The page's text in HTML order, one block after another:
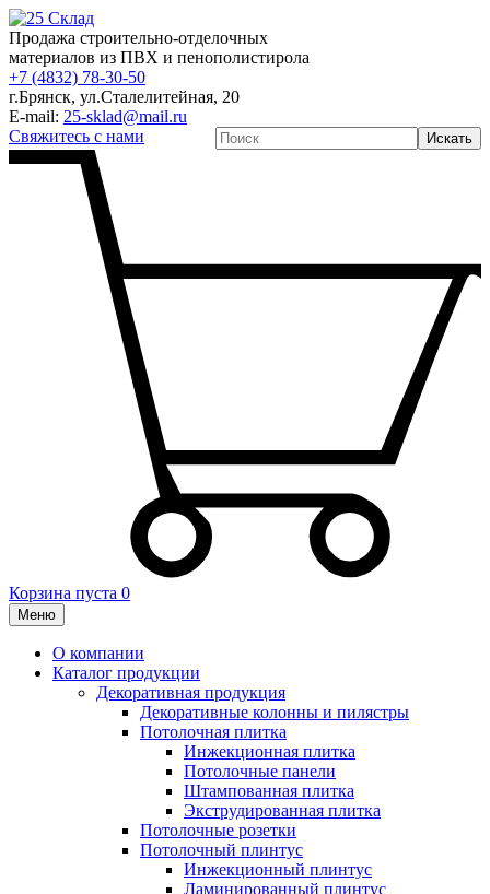
Продажа строительно-отделочных
материалов из ПВХ и пенополистирола
+7 (4832) 78-30-50
г.Брянск, ул.Сталелитейная, 20
E-mail: 25-sklad@mail.ru
Свяжитесь с нами
Искать
Корзина пуста 0
Меню
О компании
Каталог продукции
Декоративная продукция
Декоративные колонны и пилястры
Потолочная плитка
Инжекционная плитка
Потолочные панели
Штампованная плитка
Экструдированная плитка
Потолочные розетки
Потолочный плинтус
Инжекционный плинтус
Ламинированный плинтус